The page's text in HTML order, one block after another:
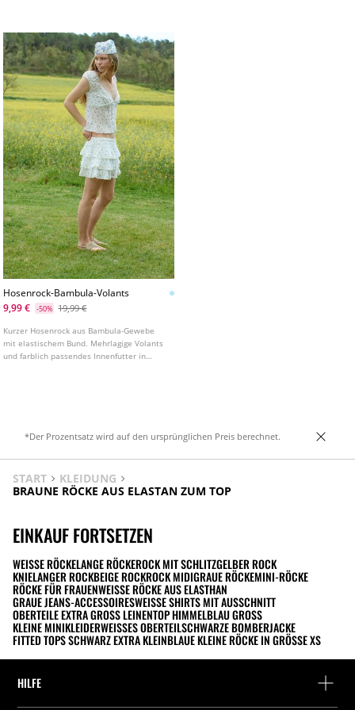
Hosenrock-Bambula-Volants
9,99 €
-50% 19,99 €
Kurzer Hosenrock aus Bambula-Gewebe
mit elastischem Bund. Mehrlagige Volants
und farblich passendes Innenfutter in
*Der Prozentsatz wird auf den ursprünglichen Preis berechnet.
START
KLEIDUNG
BRAUNE RÖCKE AUS ELASTAN ZUM TOP
EINKAUF FORTSETZEN
WEISSE RÖCKE LANGE RÖCKEROCK MIT SCHLITZGELBER ROCK
KNIELANGER ROCKBEIGE ROCKROCK MIDIGRAUE RÖCKEMINI-RÖCKE
RÖCKE FÜR FRAUENWEISSE RÖCKE AUS ELASTHAN
GRAUE JEANS-ACCESSOIRESWEISSE SHIRTS MIT AUSSCHNITT
OBERTEILE EXTRA GROSS LEINEN TOP HIMMELBLAU GROSS
KLEINE MINIKLEIDERWEISSES OBERTEIL SCHWARZE BOMBERJACKE
FITTED TOPS SCHWARZ EXTRA KLEINBLAUE KLEINE RÖCKE IN GRÖSSE XS
HILFE